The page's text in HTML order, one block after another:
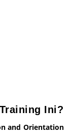
Ini?
and Orientation